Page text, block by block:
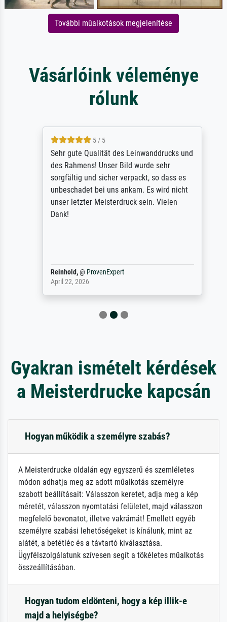
További műalkotások megjelenítése
Vásárlóink véleménye
rólunk
5 / 5
Sehr gute Qualität des Leinwanddrucks und
des Rahmens! Unser Bild wurde sehr
sorgfältig und sicher verpackt, so dass es
unbeschadet bei uns ankam. Es wird nicht
unser letzter Meisterdruck sein. Vielen
Dank!
Reinhold,@ProvenExpert
April 22, 2026
Gyakran ismételt kérdések
a Meisterdrucke kapcsán
Hogyan működik a személyre szabás?
A Meisterdrucke oldalán egy egyszerű és szemléletes
módon adhatja meg az adott műalkotás személyre
szabott beállításait: Válasszon keretet, adja meg a kép
méretét, válasszon nyomtatási felületet, majd válasszon
megfelelő bevonatot, illetve vakrámát! Emellett egyéb
személyre szabási lehetőségeket is kínálunk, mint az
alátét, a betétléc és a távtartó kiválasztása.
Ügyfélszolgálatunk szívesen segít a tökéletes műalkotás
összeállításában.
Hogyan tudom eldönteni, hogy a kép illik-e
majd a helyiségbe?